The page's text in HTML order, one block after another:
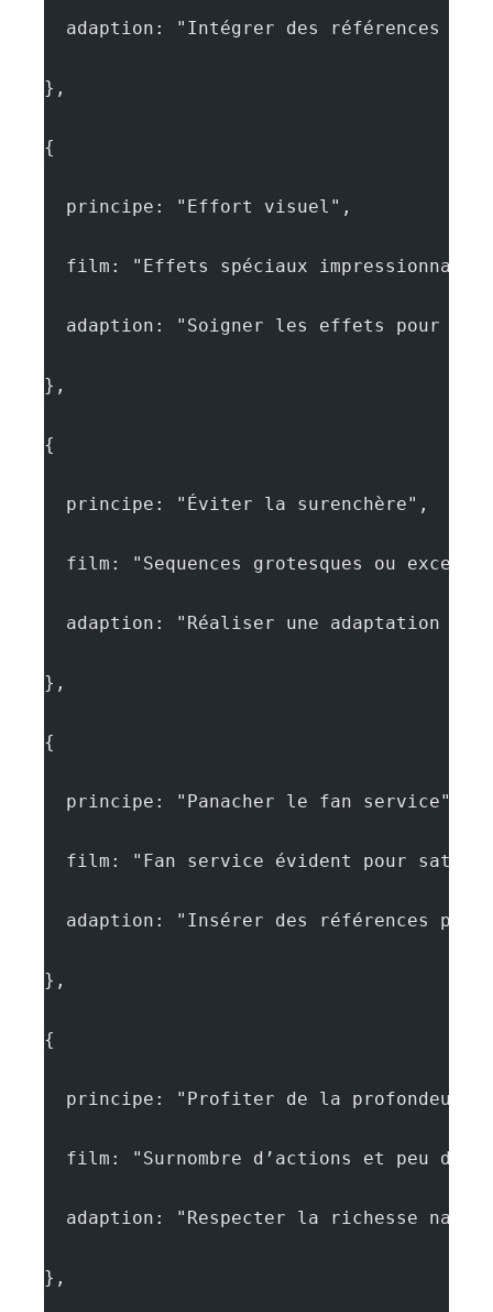
adaption: "Intégrer des références
},
{
  principe: "Effort visuel",
film: "Effets spéciaux
adaption: "Soigner les effets pour
},
{
  principe: "Éviter la surenchère",
film: "Sequences grotesques ou
adaption: "Réaliser une adaptation
},
{
  principe: "Panacher le fan service",
film: "Fan service évident pour
adaption: "Insérer des références
},
{
principe: "Profiter de la profondeur
film: "Surnombre d’actions et peu de
adaption: "Respecter la richesse
},